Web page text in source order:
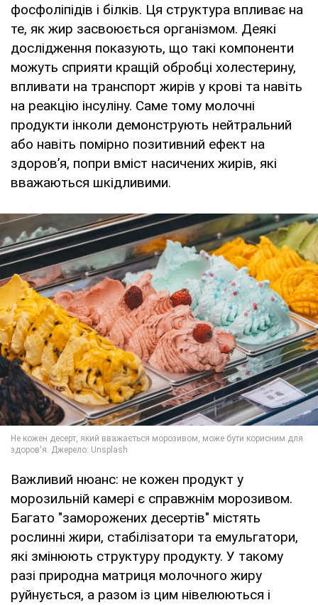
фосфоліпідів і білків. Ця структура впливає на
те, як жир засвоюється організмом. Деякі
дослідження показують, що такі компоненти
можуть сприяти кращій обробці холестерину,
впливати на транспорт жирів у крові та навіть
на реакцію інсуліну. Саме тому молочні
продукти інколи демонструють нейтральний
або навіть помірно позитивний ефект на
здоров’я, попри вміст насичених жирів, які
вважаються шкідливими.
Важливий нюанс: не кожен продукт у
морозильній камері є справжнім морозивом.
Багато "заморожених десертів" містять
рослинні жири, стабілізатори та емульгатори,
які змінюють структуру продукту. У такому
разі природна матриця молочного жиру
руйнується, а разом із цим нівелюються і